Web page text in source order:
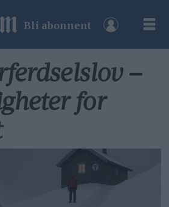
Bli abonnent
–
for